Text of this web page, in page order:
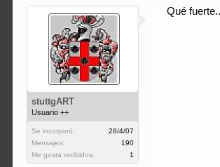
stuttgART
Usuario ++
Se incorporó:
28/4/07
Mensajes:
190
Me gusta recibidos:
1
Qué